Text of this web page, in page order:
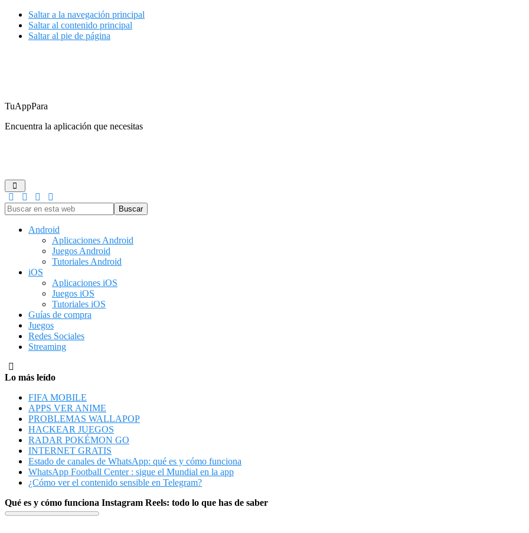
Saltar a la navegación principal
Saltar al contenido principal
Saltar al pie de página
TuAppPara
Encuentra la aplicación que necesitas
Buscar
en
Android
Aplicaciones Android
Juegos Android
Tutoriales Android
iOS
Aplicaciones iOS
Juegos iOS
Tutoriales iOS
Guías de compra
Juegos
Redes Sociales
Streaming
Lo más leído
FIFA MOBILE
APPS VER ANIME
PROBLEMAS WALLAPOP
HACKEAR JUEGOS
RADAR POKÉMON GO
INTERNET GRATIS
Estado de canales de WhatsApp: qué es y cómo funciona
WhatsApp Football Center : sigue el Mundial en la app
¿Cómo ver el contenido sensible en Telegram?
Qué es y cómo funciona Instagram Reels: todo lo que has de saber